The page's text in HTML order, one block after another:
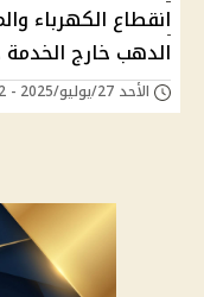
انقطاع الكهرباء
الدهب خارج
الأحد 27/يوليو/2025 - 09:22 ص